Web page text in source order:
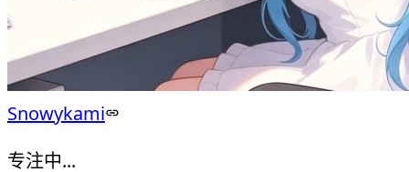
Snowykami
专注中...